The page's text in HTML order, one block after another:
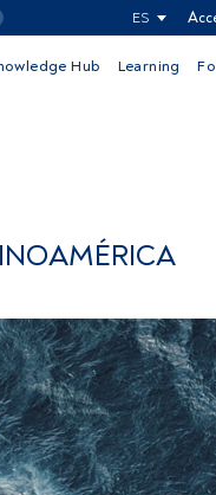
ES
Hub Learning